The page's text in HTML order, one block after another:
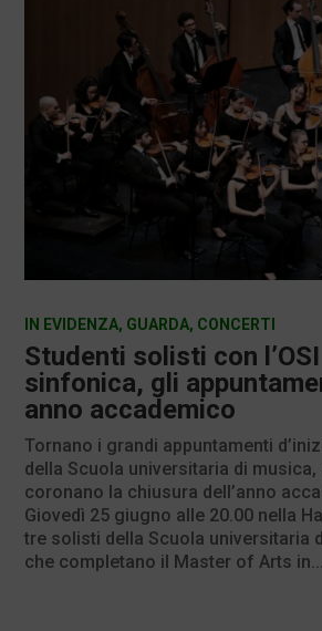
Studenti solisti con
sinfonica, gli
anno accademico
IN EVIDENZA, GUARDA, CONCERTI
Tornano i grandi appuntamenti
della Scuola universitaria di musica,
coronano la chiusura dell’anno
Giovedì 25 giugno alle 20.00 nella
tre solisti della Scuola universitaria
che completano il Master of Arts in...